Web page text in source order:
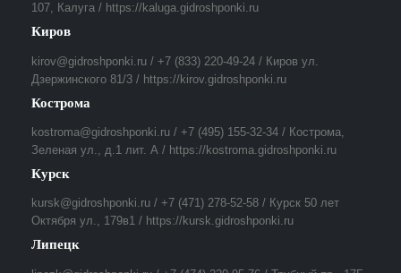
107, Калуга / https://kaluga.gidroshponki.ru
Киров
kirov@gidroshponki.ru / +7 (833) 220-49-24 / Киров ул.
Дзержинского 81/3 / https://kirov.gidroshponki.ru
Кострома
kostroma@gidroshponki.ru / +7 (495) 155-32-34 / Кострома,
Зеленая ул., д.1 лит. А / https://kostroma.gidroshponki.ru
Курск
kursk@gidroshponki.ru / +7 (471) 278-52-58 / Курск 50 лет
Октября ул., 179в1 / https://kursk.gidroshponki.ru
Липецк